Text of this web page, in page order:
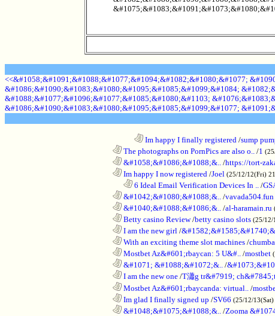
<<&#1058;&#1091;&#1088;&#1077;&#1094;&#1082;&#1080;&#1077;
&#1086;&#1090;&#1083;&#1080;&#1095;&#1085;&#1099;&#1084;
&#1088;&#1077;&#1096;&#1077;&#1085;&#1080;&#1103;
&#1086;&#1090;&#1083;&#1080;&#1095;&#1085;&#1099;&#1077;
Im happy I finally registered /sump
The photographs on PornPics are also o.. /1
&#1058;&#1086;&#1088;&.. /https://tort-
Im happy I now registered /Joel (25/12/12(Fri)
6 Ideal Email Verification Devices In .. /
&#1042;&#1080;&#1088;&.. /vavada504.fun
&#1040;&#1088;&#1086;&.. /al-haramain.ru
Betty casino Review/betty casino slots (25/12/
I am the new girl /
With an exciting theme slot machines /
Mostbet Az&#601;rbaycan: 5 U&#.. /mostbet
&#1071; &#1088;&#1072;&.. /
I am the new one /T瀟g tr&#7919;
Mostbet Az&#601;rbaycanda: virtual.. /
Im glad I finally signed up /SV66 (25/12/
&#1048;&#1075;&#1088;&.. /Zooma